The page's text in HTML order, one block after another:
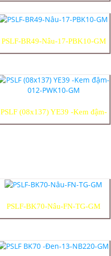
PSLF-BR49-Nâu-17-PBK10-GM
PSLF (08x137) YE39 -Kem đậm-
012-PWK10-GM
PSLF-BK70-Nâu-FN-TG-GM